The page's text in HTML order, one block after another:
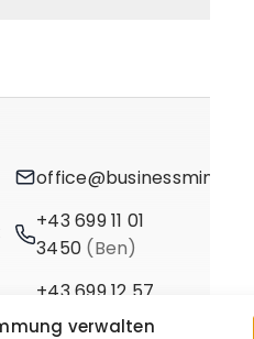
verwalten
office@businessmind.at
+43 699 11 01
3450 (Ben)
+43 699 12 57
3661(Birgit)